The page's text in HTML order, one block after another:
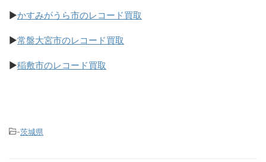
▶かすみがうら市のレコード買取
▶常盤大宮市のレコード買取
▶稲敷市のレコード買取
-茨城県